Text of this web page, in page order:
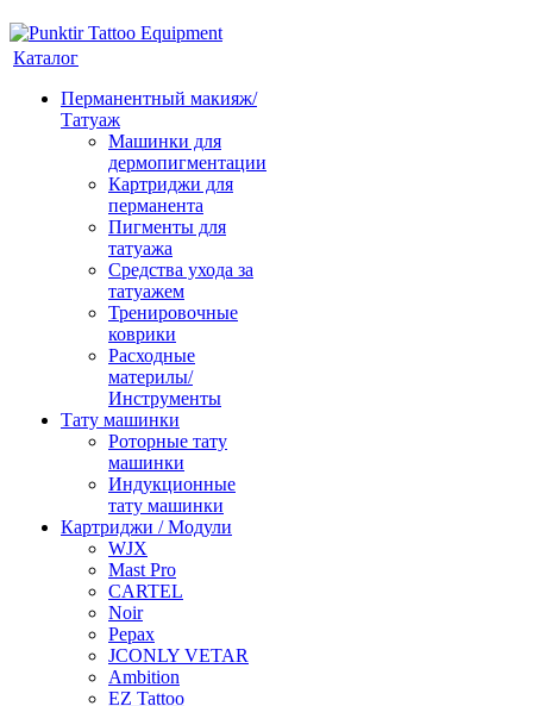
Каталог
Перманентный макияж/
Татуаж
Машинки для
дермопигментации
Картриджи для
перманента
Пигменты для
татуажа
Средства ухода за
татуажем
Тренировочные
коврики
Расходные
материлы/
Инструменты
Тату машинки
Роторные тату
машинки
Индукционные
тату машинки
Картриджи / Модули
WJX
Mast Pro
CARTEL
Noir
Pepax
JCONLY VETAR
Ambition
EZ Tattoo